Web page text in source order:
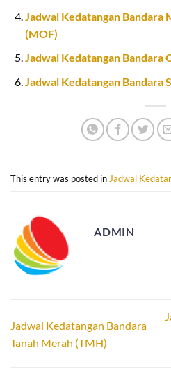
Jadwal Kedatangan Bandara
(MOF)
Jadwal Kedatangan Bandara
Jadwal Kedatangan Bandara
This entry was posted in Jadwal
ADMIN
Jadwal Kedatangan Bandara
Tanah Merah (TMH)